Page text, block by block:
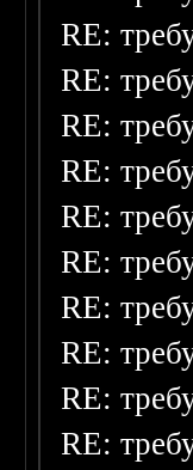
RE:
RE:
RE:
RE:
RE:
RE:
RE:
RE:
RE:
RE: